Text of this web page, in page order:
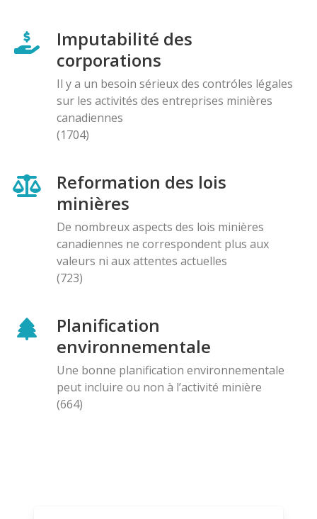
Imputabilité des
corporations
Il y a un besoin sérieux des contróles légales
sur les activités des entreprises minières
canadiennes
(1704)
Reformation des lois
minières
De nombreux aspects des lois minières
canadiennes ne correspondent plus aux
valeurs ni aux attentes actuelles
(723)
Planification
environnementale
Une bonne planification environnementale
peut incluire ou non à l’activité minière
(664)